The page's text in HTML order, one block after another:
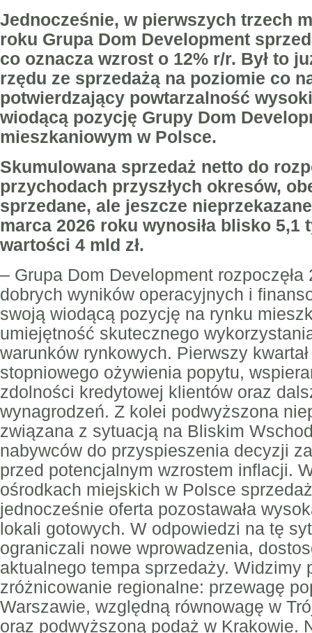
Jednocześnie, w pierwszych trzech
roku Grupa Dom Development
co oznacza wzrost o 12% r/r. Był to
rzędu ze sprzedażą na poziomie co
potwierdzający powtarzalność
wiodącą pozycję Grupy Dom
mieszkaniowym w Polsce.
Skumulowana sprzedaż netto do
przychodach przyszłych okresów,
sprzedane, ale jeszcze
marca 2026 roku wynosiła blisko 5,1
wartości 4 mld zł.
– Grupa Dom Development
dobrych wyników operacyjnych i
swoją wiodącą pozycję na rynku
umiejętność skutecznego
warunków rynkowych. Pierwszy
stopniowego ożywienia popytu,
zdolności kredytowej klientów oraz
wynagrodzeń. Z kolei podwyższona
związana z sytuacją na Bliskim
nabywców do przyspieszenia decyzji
przed potencjalnym wzrostem inflacji.
ośrodkach miejskich w Polsce
jednocześnie oferta pozostawała
lokali gotowych. W odpowiedzi na tę
ograniczali nowe wprowadzenia,
aktualnego tempa sprzedaży. Widzimy
zróżnicowanie regionalne: przewagę
Warszawie, względną równowagę w
oraz podwyższoną podaż w Krakowie.